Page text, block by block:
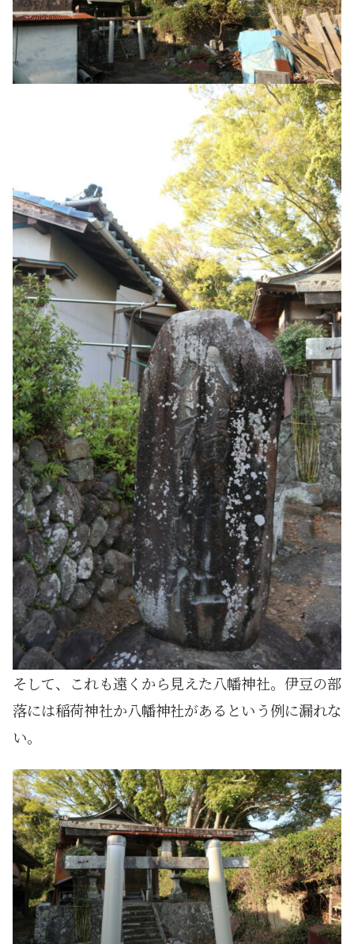
そして、これも遠くから見えた八幡神社。伊豆の部
落には稲荷神社か八幡神社があるという例に漏れな
い。